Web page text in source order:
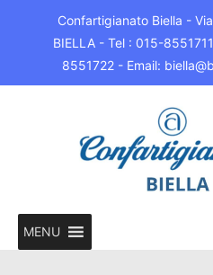
Confartigianato Biella -
BIELLA - Tel : 015-
8551722 - Email:
MENU